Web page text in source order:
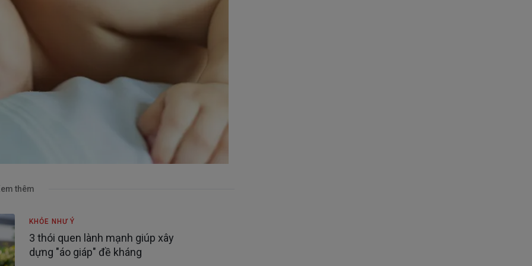
thêm
KHỎE NHƯ Ý
3 thói quen lành mạnh giúp xây
dựng "áo giáp" đề kháng